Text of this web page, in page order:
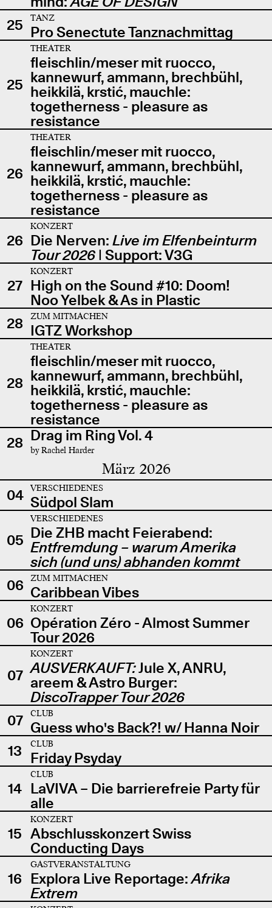
25
TANZ
Pro Senectute Tanznachmittag
25
THEATER
fleischlin/meser mit ruocco,
kannewurf, ammann, brechbühl,
heikkilä, krstić, mauchle:
togetherness - pleasure as
resistance
26
THEATER
fleischlin/meser mit ruocco,
kannewurf, ammann, brechbühl,
heikkilä, krstić, mauchle:
togetherness - pleasure as
resistance
26
KONZERT
Die Nerven: Live im Elfenbeinturm
Tour 2026| Support: V3G
27
KONZERT
High on the Sound #10: Doom!
Noo Yelbek & As in Plastic
28
ZUM MITMACHEN
IGTZ Workshop
28
THEATER
fleischlin/meser mit ruocco,
kannewurf, ammann, brechbühl,
heikkilä, krstić, mauchle:
togetherness - pleasure as
resistance
28 Drag im Ring Vol. 4
by Rachel Harder
März 2026
04 VERSCHIEDENES
Südpol Slam
05
VERSCHIEDENES
Die ZHB macht Feierabend:
Entfremdung – warum Amerika
sich (und uns) abhanden kommt
06
ZUM MITMACHEN
Caribbean Vibes
06
KONZERT
Opération Zéro - Almost Summer
Tour 2026
07
KONZERT
AUSVERKAUFT:Jule X, ANRU,
areem & Astro Burger:
DiscoTrapper Tour 2026
07
CLUB
Guess who's Back?! w/ Hanna Noir
13
CLUB
Friday Psyday
14
CLUB
LaVIVA – Die barrierefreie Party für
alle
15
KONZERT
Abschlusskonzert Swiss
Conducting Days
16
GASTVERANSTALTUNG
Explora Live Reportage:Afrika
Extrem